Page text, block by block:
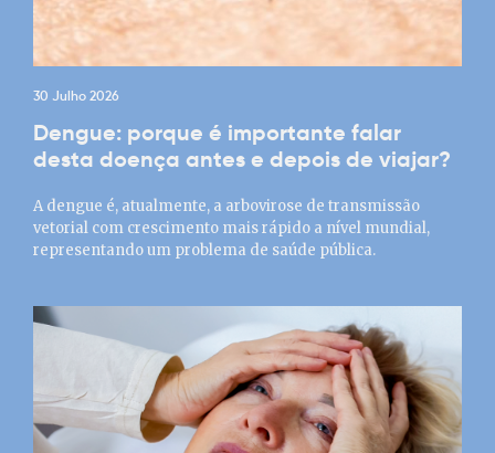
30 Julho 2026
Dengue: porque é importante falar
desta doença antes e depois de viajar?
A dengue é, atualmente, a arbovirose de transmissão
vetorial com crescimento mais rápido a nível mundial,
representando um problema de saúde pública.